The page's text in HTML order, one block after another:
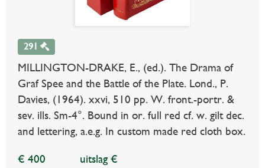
291
MILLINGTON-DRAKE, E., (ed.). The Drama of
Graf Spee and the Battle of the Plate. Lond., P.
Davies, (1964). xxvi, 510 pp. W. front.-portr. &
sev. ills. Sm-4°. Bound in or. full red cf. w. gilt dec.
and lettering, a.e.g. In custom made red cloth box.
€ 400
uitslag €